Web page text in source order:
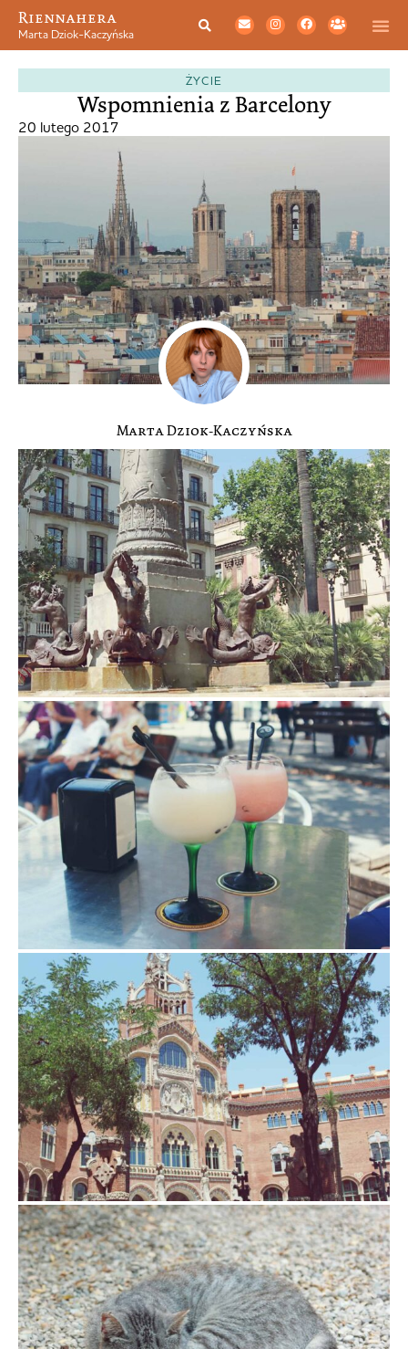
Riennahera
Marta Dziok-Kaczyńska
ŻYCIE
Wspomnienia z Barcelony
20 lutego 2017
Marta Dziok-Kaczyńska